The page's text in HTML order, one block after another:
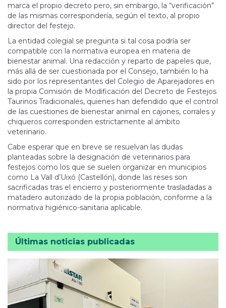
marca el propio decreto pero, sin em­bargo, la “verificación”
de las mismas correspondería, según el texto, al propio
director del festejo.
La entidad colegial se pregunta si tal cosa podría ser
compatible con la normativa europea en materia de
bienestar animal. Una redacción y reparto de papeles que,
más allá de ser cuestionada por el Consejo, también lo ha
sido por los representantes del Colegio de Aparejadores en
la propia Co­misión de Modificación del Decreto de Festejos
Taurinos Tra­di­cio­­­nales, quienes han defendido que el control
de las cuestiones de bienestar animal en cajones, corrales y
chiqueros corresponden estrictamente al ámbito
veterinario.
Cabe esperar que en breve se resuelvan las dudas
planteadas sobre la designación de veterinarios para
festejos como los que se suelen organizar en muni­ci­pios
como La Vall d’Uixó (Castellón), donde las reses son
sacrificadas tras el en­cierro y pos­te­riormente trasla­da­das a
matadero au­torizado de la propia población, conforme a la
normativa higiénico-sanitaria apli­ca­ble.
Últimas noticias publicadas